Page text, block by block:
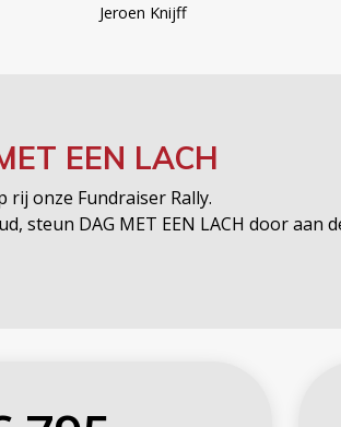
EEN LACH
onze Fundraiser Rally.
steun DAG MET EEN LACH door aan